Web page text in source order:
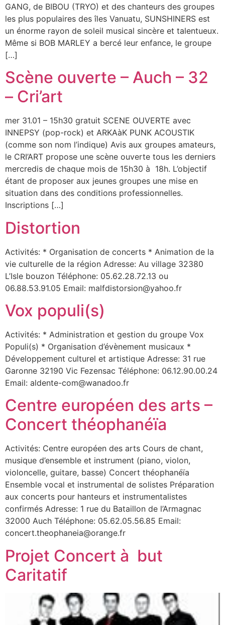
GANG, de BIBOU (TRYO) et des chanteurs des groupes
les plus populaires des îles Vanuatu, SUNSHINERS est
un énorme rayon de soleil musical sincère et talentueux.
Même si BOB MARLEY a bercé leur enfance, le groupe
[…]
Scène ouverte – Auch – 32
– Cri’art
mer 31.01 – 15h30 gratuit SCENE OUVERTE avec
INNEPSY (pop-rock) et ARKAàK PUNK ACOUSTIK
(comme son nom l’indique) Avis aux groupes amateurs,
le CRI’ART propose une scène ouverte tous les derniers
mercredis de chaque mois de 15h30 à 18h. L’objectif
étant de proposer aux jeunes groupes une mise en
situation dans des conditions professionnelles.
Inscriptions […]
Distortion
Activités: * Organisation de concerts * Animation de la
vie culturelle de la région Adresse: Au village 32380
L’Isle bouzon Téléphone: 05.62.28.72.13 ou
06.88.53.91.05 Email: malfdistorsion@yahoo.fr
Vox populi(s)
Activités: * Administration et gestion du groupe Vox
Populi(s) * Organisation d’évènement musicaux *
Développement culturel et artistique Adresse: 31 rue
Garonne 32190 Vic Fezensac Téléphone: 06.12.90.00.24
Email: aldente-com@wanadoo.fr
Centre européen des arts –
Concert théophanéïa
Activités: Centre européen des arts Cours de chant,
musique d’ensemble et instrument (piano, violon,
violoncelle, guitare, basse) Concert théophanéïa
Ensemble vocal et instrumental de solistes Préparation
aux concerts pour hanteurs et instrumentalistes
confirmés Adresse: 1 rue du Bataillon de l’Armagnac
32000 Auch Téléphone: 05.62.05.56.85 Email:
concert.theophaneia@orange.fr
Projet Concert à but
Caritatif